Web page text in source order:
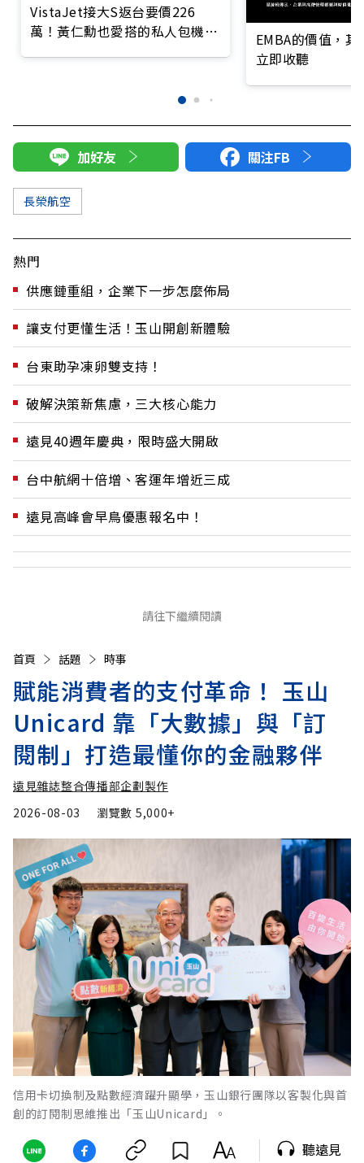
VistaJet接大S返台要價226
萬！黃仁勳也愛搭的私人包機，
EMBA的價值，
立即收聽
加好友 關注FB
長榮航空
熱門
供應鏈重組，企業下一步怎麼佈局
讓支付更懂生活！玉山開創新體驗
台東助孕凍卵雙支持！
破解決策新焦慮，三大核心能力
遠見40週年慶典，限時盛大開啟
台中航網十倍增、客運年增近三成
遠見高峰會早鳥優惠報名中！
請往下繼續閱讀
首頁 話題 時事
賦能消費者的支付革命！ 玉山
Unicard 靠「大數據」與「訂
閱制」打造最懂你的金融夥伴
遠見雜誌整合傳播部企劃製作
2026-08-03
瀏覽數 5,000+
信用卡切換制及點數經濟躍升顯學，玉山銀行團隊以客製化與首
創的訂閱制思維推出「玉山Unicard」。
聽遠見